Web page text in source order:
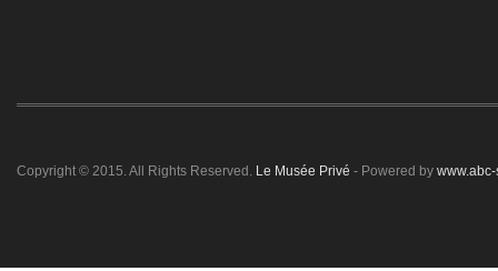
Copyright © 2015. All Rights Reserved. Le Musée Privé - Powered by